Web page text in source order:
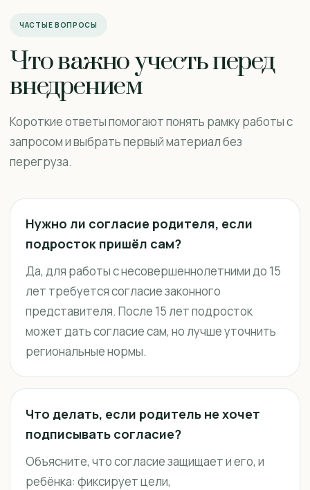
ЧАСТЫЕ ВОПРОСЫ
Что важно учесть перед
внедрением
Короткие ответы помогают понять рамку работы с
запросом и выбрать первый материал без
перегруза.
Нужно ли согласие родителя, если
подросток пришёл сам?
Да, для работы с несовершеннолетними до 15
лет требуется согласие законного
представителя. После 15 лет подросток
может дать согласие сам, но лучше уточнить
региональные нормы.
Что делать, если родитель не хочет
подписывать согласие?
Объясните, что согласие защищает и его, и
ребёнка: фиксирует цели,